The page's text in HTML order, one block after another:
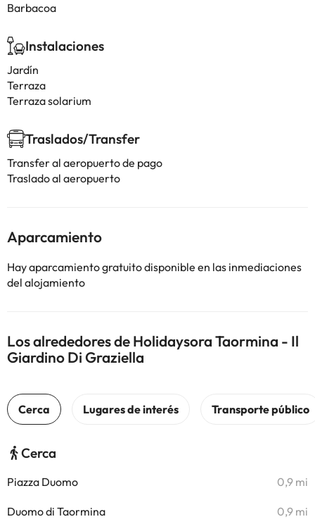
Barbacoa
Instalaciones
Jardín
Terraza
Terraza solarium
Traslados/Transfer
Transfer al aeropuerto de pago
Traslado al aeropuerto
Aparcamiento
Hay aparcamiento gratuito disponible en las inmediaciones
del alojamiento
Los alrededores de Holidaysora Taormina - Il
Giardino Di Graziella
Cerca
Piazza Duomo 0,9 mi
Duomo di Taormina 0,9 mi